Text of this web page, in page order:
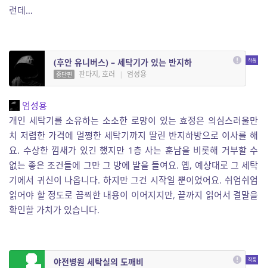
런데…
(후안 유니버스) – 세탁기가 있는 반지하
중단편 판타지, 호러 | 엄성용
엄성용
개인 세탁기를 소유하는 소소한 로망이 있는 효정은 의심스러울만
치 저렴한 가격에 멀쩡한 세탁기까지 딸린 반지하방으로 이사를 해
요. 수상한 낌새가 있긴 했지만 1층 사는 훈남을 비롯해 거부할 수
없는 좋은 조건들에 그만 그 방에 발을 들여요. 옙, 예상대로 그 세탁
기에서 귀신이 나옵니다. 하지만 그건 시작일 뿐이었어요. 쉬엄쉬엄
읽어야 할 정도로 끔찍한 내용이 이어지지만, 끝까지 읽어서 결말을
확인할 가치가 있습니다.
야전병원 세탁실의 도깨비